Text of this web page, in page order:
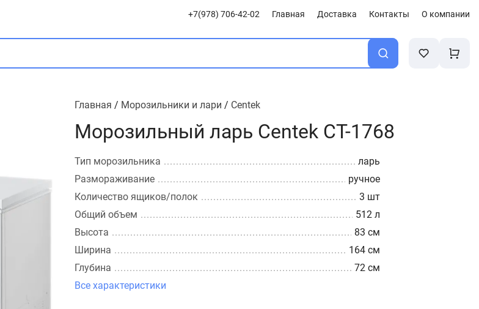
+7(978) 706-42-02 Главная Доставка Контакты О компании
Главная / Морозильники и лари / Centek
Морозильный ларь Centek CT-1768
Тип морозильника
ларь
Размораживание
ручное
Количество ящиков/полок
3 шт
Общий объем
512 л
Высота
83 см
Ширина
164 см
Глубина
72 см
Все характеристики